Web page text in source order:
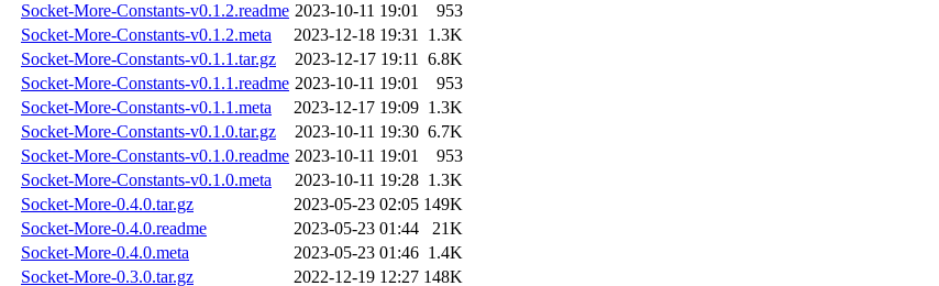
Socket-More-Constants-v0.1.2.readme 2023-10-11 19:01
953
Socket-More-Constants-v0.1.2.meta
2023-12-18 19:31 1.3K
Socket-More-Constants-v0.1.1.tar.gz
2023-12-17 19:11 6.8K
Socket-More-Constants-v0.1.1.readme 2023-10-11 19:01
953
Socket-More-Constants-v0.1.1.meta
2023-12-17 19:09 1.3K
Socket-More-Constants-v0.1.0.tar.gz
2023-10-11 19:30 6.7K
Socket-More-Constants-v0.1.0.readme 2023-10-11 19:01
953
Socket-More-Constants-v0.1.0.meta
2023-10-11 19:28 1.3K
Socket-More-0.4.0.tar.gz
2023-05-23 02:05 149K
Socket-More-0.4.0.readme
2023-05-23 01:44
21K
Socket-More-0.4.0.meta
2023-05-23 01:46 1.4K
Socket-More-0.3.0.tar.gz
2022-12-19 12:27 148K